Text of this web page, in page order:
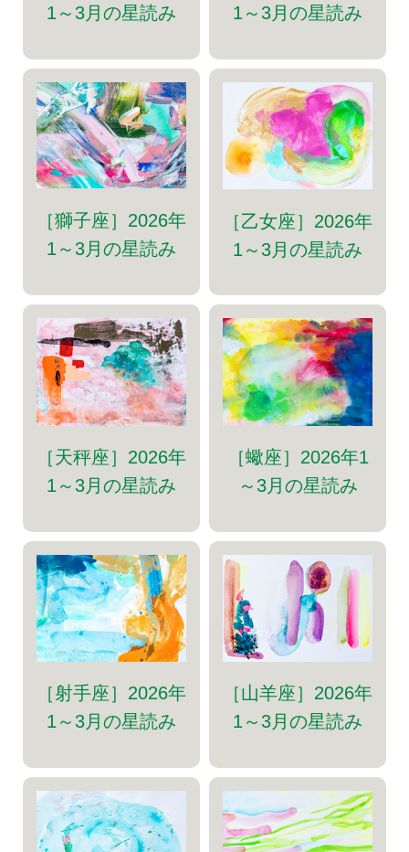
1～3月の星読み
1～3月の星読み
［獅子座］2026年
1～3月の星読み
［乙女座］2026年
1～3月の星読み
［天秤座］2026年
1～3月の星読み
［蠍座］2026年1
～3月の星読み
［射手座］2026年
1～3月の星読み
［山羊座］2026年
1～3月の星読み